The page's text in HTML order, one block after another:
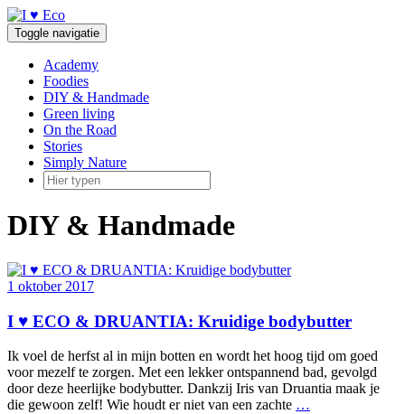
Doorgaan
naar
inhoud
Toggle navigatie
Academy
Foodies
DIY & Handmade
Green living
On the Road
Stories
Simply Nature
DIY & Handmade
1 oktober 2017
I ♥ ECO & DRUANTIA: Kruidige bodybutter
Ik voel de herfst al in mijn botten en wordt het hoog tijd om goed
voor mezelf te zorgen. Met een lekker ontspannend bad, gevolgd
door deze heerlijke bodybutter. Dankzij Iris van Druantia maak je
die gewoon zelf! Wie houdt er niet van een zachte …